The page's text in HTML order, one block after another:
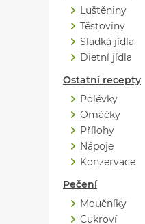
Luštěniny
Těstoviny
Sladká jídla
Dietní jídla
Ostatní recepty
Polévky
Omáčky
Přílohy
Nápoje
Konzervace
Pečení
Moučníky
Cukroví